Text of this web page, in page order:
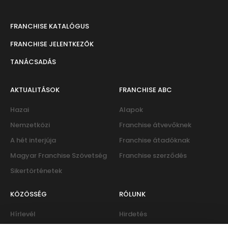
FRANCHISE KATALÓGUS
FRANCHISE JELENTKEZŐK
TANÁCSADÁS
AKTUALITÁSOK
Hazai
Nemzetközi
A hét interjúja
Magyar Franchise Szövetség
Sikertörténetek
FRANCHISE ABC
Alapok
Franchise átvevőknek
Franchise átadóknak
Franchise szerződés
KÖZÖSSÉG
Hírlevél
RÓLUNK
Hirdetés